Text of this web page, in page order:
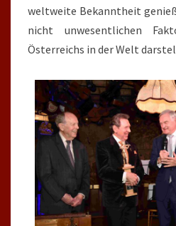
weltweite Bekanntheit
nicht unwesentlichen
Österreichs in der Welt